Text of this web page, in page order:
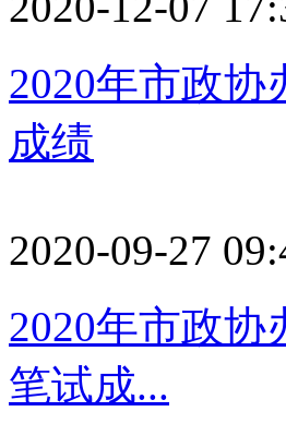
2020年市政
成绩
2020-09-27
2020年市政
笔试成...